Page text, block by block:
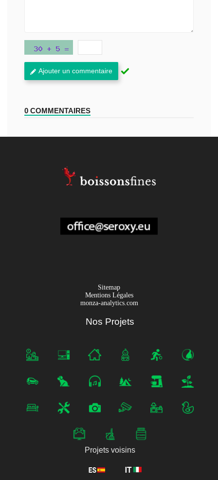
Ajouter un commentaire
0 COMMENTAIRES
Sitemap
Mentions Légales
monza-analytics.com
Nos Projets
Projets voisins